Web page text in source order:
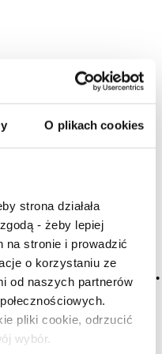
O plikach cookies
strona działała
- żeby lepiej
stronie i prowadzić
o korzystaniu ze
od naszych partnerów
pliki cookie, odrzucić
wybór.
18 lat? Chianti